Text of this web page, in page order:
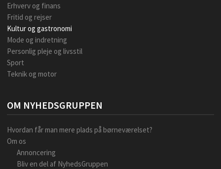
Erhverv og finans
Fritid og rejser
Kultur og gastronomi
Mode og indretning
Personlig pleje og livsstil
Sport
Teknik og motor
OM NYHEDSGRUPPEN
Hvordan får man mere plads på børneværelset?
Om os
Annoncering
Bliv en del af NyhedsGruppen